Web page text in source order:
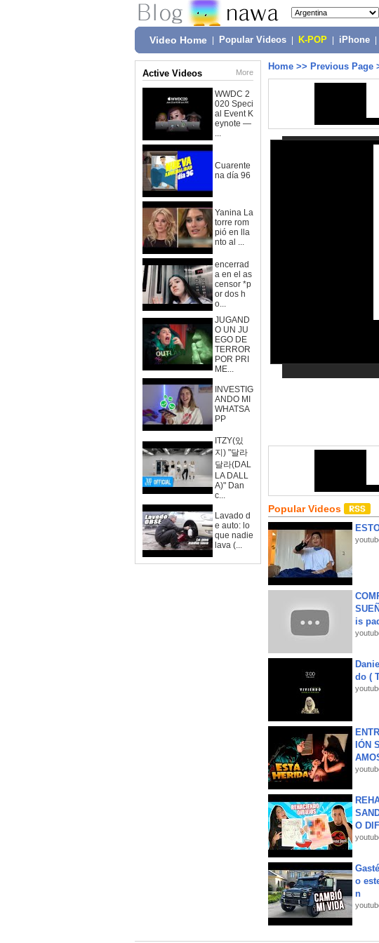
Video Home Popular Videos K-POP iPhone
Active Videos More
WWDC 2
020 Speci
al Event K
eynote —
...
Cuarente
na día 96
Yanina La
torre rom
pió en lla
nto al ...
encerrad
a en el as
censor *p
or dos h
o...
JUGAND
O UN JU
EGO DE
TERROR
POR PRI
ME...
INVESTIG
ANDO MI
WHATSA
PP
ITZY(있
지) "달라
달라(DAL
LA DALL
A)" Dan
c...
Lavado d
e auto: lo
que nadie
lava (...
Home >> Previous Page
Popular Videos
is
do (
IÓN
O
o
n